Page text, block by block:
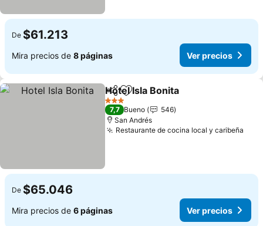
De $61.213
Mira precios de 8 páginas Ver precios
CompartirAgregar a favoritos
Hotel Isla Bonita
3 Estrellas
7,7 Bueno
546
San Andrés
Restaurante de cocina local y caribeña
De $65.046
Mira precios de 6 páginas Ver precios